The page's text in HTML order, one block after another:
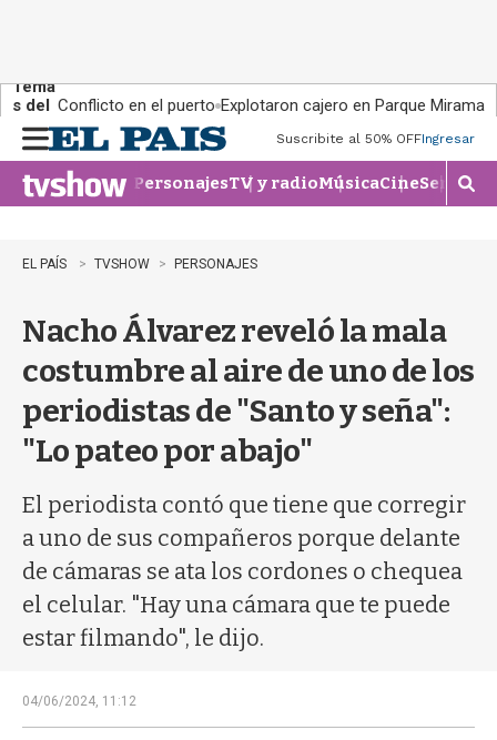
Tema
s del
día:
Conflicto en el puerto Explotaron cajero en Parque Miramar
n
u
Suscribite al 50% OFFIngresar
PersonajesTV y radioMúsicaCineSeries
M
o
�
a
EL PAÍS TVSHOW PERSONAJES
Nacho Álvarez reveló la mala
costumbre al aire de uno de los
periodistas de "Santo y seña":
"Lo pateo por abajo"
El periodista contó que tiene que corregir
a uno de sus compañeros porque delante
de cámaras se ata los cordones o chequea
el celular. "Hay una cámara que te puede
estar filmando", le dijo.
04/06/2024, 11:12